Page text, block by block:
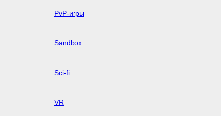
PvP-игры
Sandbox
Sci-fi
VR